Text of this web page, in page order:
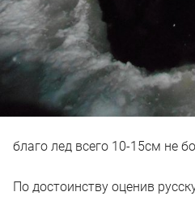
благо лед всего 10-15см не
По достоинству оценив